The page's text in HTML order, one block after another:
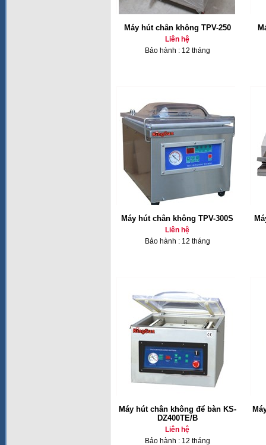
Máy hút chân không TPV-250
Liên hệ
Bảo hành : 12 tháng
Máy hút chân không TPV-300S
Liên hệ
Bảo hành : 12 tháng
Máy hút chân không để bàn KS-
DZ400TE/B
Liên hệ
Bảo hành : 12 tháng